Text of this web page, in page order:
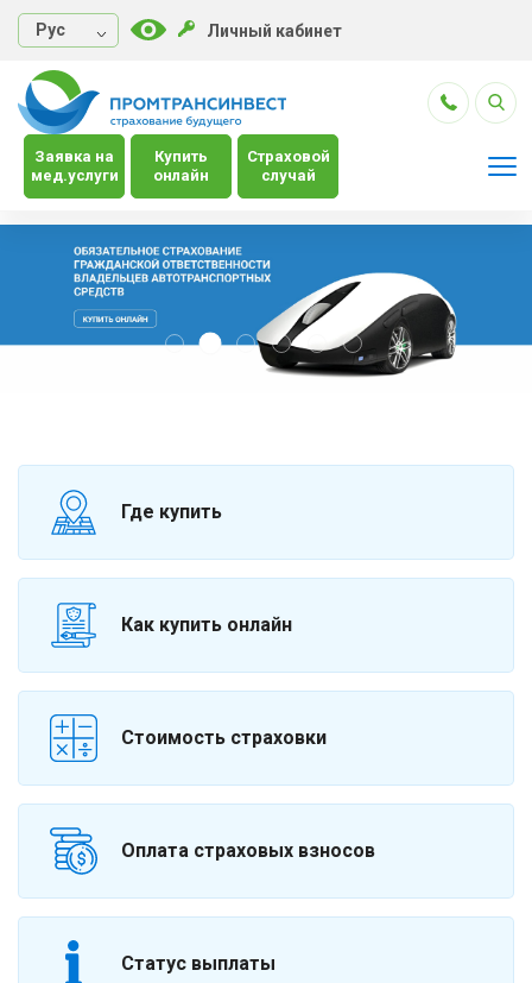
Руc Личный кабинет
Заявка на
мед.услуги
Купить
онлайн
Страховой
случай
Где купить
Как купить онлайн
Стоимость страховки
Оплата страховых взносов
Статус выплаты